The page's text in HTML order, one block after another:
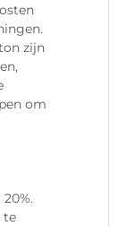
zijn
om
te